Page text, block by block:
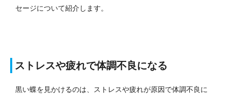
セージについて紹介します。
ストレスや疲れで体調不良になる
黒い蝶を見かけるのは、ストレスや疲れが原因で体調不良に